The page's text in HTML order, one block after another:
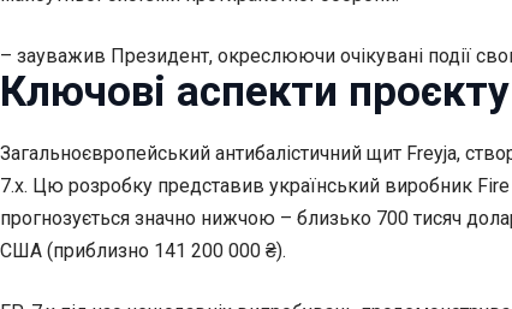
– зауважив Президент, окреслюючи очікувані події
Ключові аспекти
Загальноєвропейський антибалістичний щит Freyja,
7.x. Цю розробку представив український виробник Fire
прогнозується значно нижчою – близько 700 тисяч
США (приблизно 141 200 000 ₴).